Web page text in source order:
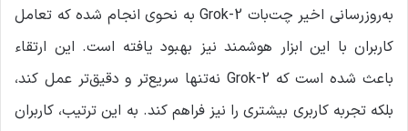
به‌روزرسانی اخیر چت‌بات Grok-2 به نحوی انجام شده که تعامل
کاربران با این ابزار هوشمند نیز بهبود یافته است. این ارتقاء
باعث شده است که Grok-2 نه‌تنها سریع‌تر و دقیق‌تر عمل کند،
بلکه تجربه کاربری بیشتری را نیز فراهم کند. به این ترتیب، کاربران